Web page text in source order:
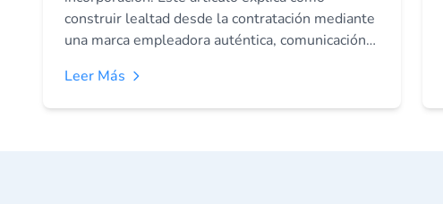
construir lealtad desde la contratación mediante
una marca empleadora auténtica, comunicación
Estrategias para fomentar compromiso antes del
primer día.
Leer Más